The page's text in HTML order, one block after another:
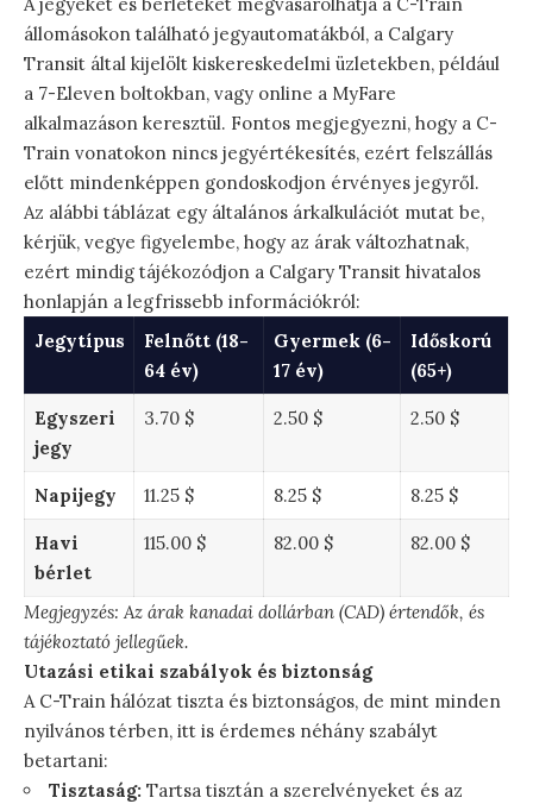
A jegyeket és bérleteket megvásárolhatja a C-Train
állomásokon található jegyautomatákból, a Calgary
Transit által kijelölt kiskereskedelmi üzletekben, például
a 7-Eleven boltokban, vagy online a MyFare
alkalmazáson keresztül. Fontos megjegyezni, hogy a C-
Train vonatokon nincs jegyértékesítés, ezért felszállás
előtt mindenképpen gondoskodjon érvényes jegyről.
Az alábbi táblázat egy általános árkalkulációt mutat be,
kérjük, vegye figyelembe, hogy az árak változhatnak,
ezért mindig tájékozódjon a Calgary Transit hivatalos
honlapján a legfrissebb információkról:
Jegytípus
Felnőtt (18-
64 év)
Gyermek (6-
17 év)
Időskorú
(65+)
Egyszeri
jegy
3.70 $ 2.50 $ 2.50 $
Napijegy 11.25 $ 8.25 $ 8.25 $
Havi
bérlet
115.00 $ 82.00 $ 82.00 $
Megjegyzés: Az árak kanadai dollárban (CAD) értendők, és
tájékoztató jellegűek.
Utazási etikai szabályok és biztonság
A C-Train hálózat tiszta és biztonságos, de mint minden
nyilvános térben, itt is érdemes néhány szabályt
betartani:
Tisztaság: Tartsa tisztán a szerelvényeket és az